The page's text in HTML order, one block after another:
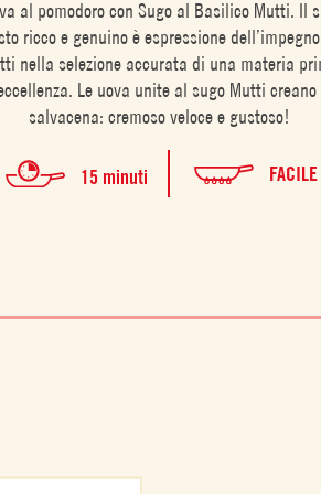
al pomodoro con Sugo al Basilico Mutti. Il
ricco e genuino è espressione
nella selezione accurata di una materia
Le uova unite al sugo Mutti creano
salvacena: cremoso veloce e gustoso!
15 minuti FACILE